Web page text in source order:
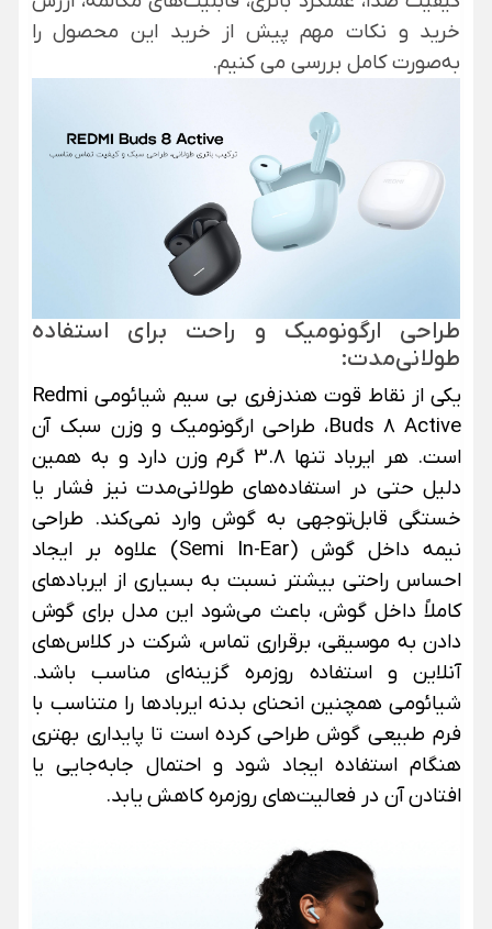
خرید و نکات مهم پیش از خرید این محصول را
به‌صورت کامل بررسی می کنیم.
طراحی ارگونومیک و راحت برای استفاده
طولانی‌مدت:
یکی از نقاط قوت هندزفری بی سیم شیائومی Redmi
Buds 8 Active، طراحی ارگونومیک و وزن سبک آن
است. هر ایرباد تنها 3.8 گرم وزن دارد و به همین
دلیل حتی در استفاده‌های طولانی‌مدت نیز فشار یا
خستگی قابل‌توجهی به گوش وارد نمی‌کند. طراحی
نیمه داخل گوش (Semi In-Ear) علاوه بر ایجاد
احساس راحتی بیشتر نسبت به بسیاری از ایربادهای
کاملاً داخل گوش، باعث می‌شود این مدل برای گوش
دادن به موسیقی، برقراری تماس، شرکت در کلاس‌های
آنلاین و استفاده روزمره گزینه‌ای مناسب باشد.
شیائومی همچنین انحنای بدنه ایربادها را متناسب با
فرم طبیعی گوش طراحی کرده است تا پایداری بهتری
هنگام استفاده ایجاد شود و احتمال جابه‌جایی یا
افتادن آن در فعالیت‌های روزمره کاهش یابد.